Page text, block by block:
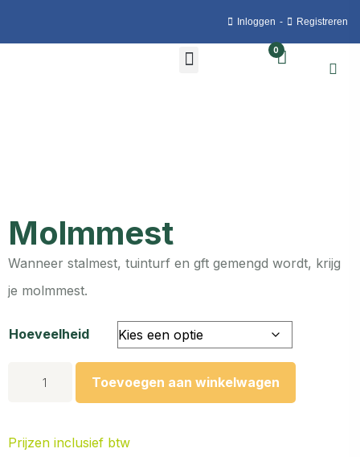
Inloggen - Registreren
0
Molmmest
Wanneer stalmest, tuinturf en gft gemengd wordt, krijg
je molmmest.
Hoeveelheid
Toevoegen aan winkelwagen
Prijzen inclusief btw